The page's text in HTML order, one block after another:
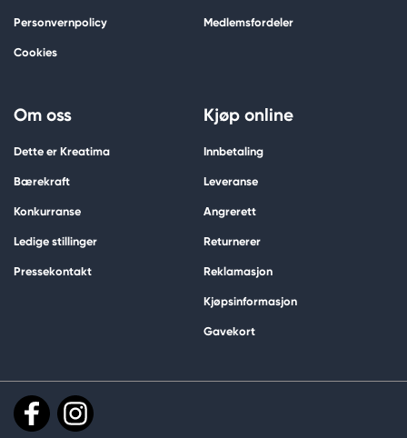
Personvernpolicy
Cookies
Medlemsfordeler
Om oss
Dette er Kreatima
Bærekraft
Konkurranse
Ledige stillinger
Pressekontakt
Kjøp online
Innbetaling
Leveranse
Angrerett
Returnerer
Reklamasjon
Kjøpsinformasjon
Gavekort